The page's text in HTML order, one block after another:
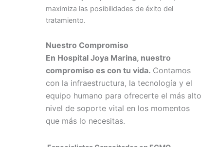
maximiza las posibilidades de éxito del
tratamiento.
Nuestro Compromiso
En Hospital Joya Marina, nuestro
compromiso es con tu vida. Contamos
con la infraestructura, la tecnología y el
equipo humano para ofrecerte el más alto
nivel de soporte vital en los momentos
que más lo necesitas.